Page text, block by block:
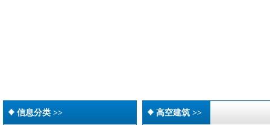
信息分类 >> 高空建筑 >>